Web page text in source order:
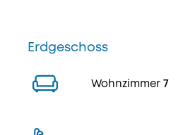
Erdgeschoss
Wohnzimmer 7